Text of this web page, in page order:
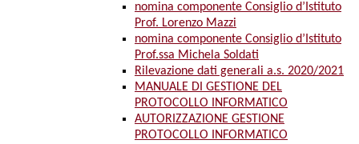
nomina componente Consiglio d’Istituto
Prof. Lorenzo Mazzi
nomina componente Consiglio d’Istituto
Prof.ssa Michela Soldati
Rilevazione dati generali a.s. 2020/2021
MANUALE DI GESTIONE DEL
PROTOCOLLO INFORMATICO
AUTORIZZAZIONE GESTIONE
PROTOCOLLO INFORMATICO